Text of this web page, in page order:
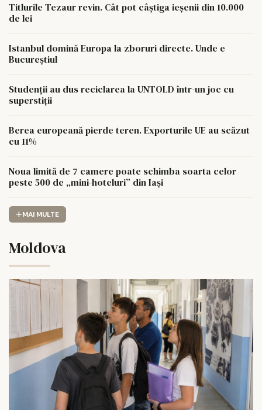
Titlurile Tezaur revin. Cât pot câștiga ieșenii din 10.000
de lei
Istanbul domină Europa la zboruri directe. Unde e
Bucureștiul
Studenții au dus reciclarea la UNTOLD într-un joc cu
superstiții
Berea europeană pierde teren. Exporturile UE au scăzut
cu 11%
Noua limită de 7 camere poate schimba soarta celor
peste 500 de „mini-hoteluri” din Iași
MAI MULTE
Moldova